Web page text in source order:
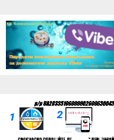
Відеопрогравач